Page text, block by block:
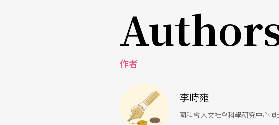
灣真是一個非常特別的環境，然而，對我自己來說，那一個
mony（和諧），而不是衝突。」
這樣的和諧觀，也如同他的角色：「火，可以就像是一個火
體的多元面貌，「我有一段舞就叫〈Dralion〉（獅子舞），
我又必須像木炭的火一樣，很低調地埋在舞台的角落，但又
作者
李時雍
國科會人文社會科學研究中心博